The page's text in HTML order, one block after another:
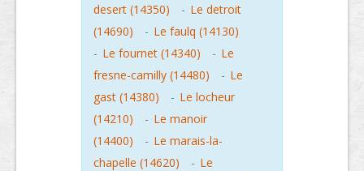
desert (14350)
- Le detroit
(14690)
- Le faulq (14130)
- Le fournet (14340) - Le
fresne-camilly (14480)
- Le
gast (14380)
- Le locheur
(14210)
- Le manoir
(14400)
- Le marais-la-
chapelle (14620)
- Le